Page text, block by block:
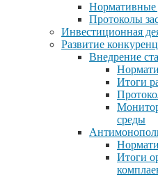
Нормативные
Протоколы
Инвестиционная
Развитие
Внедрение
Итоги
среды
Итоги